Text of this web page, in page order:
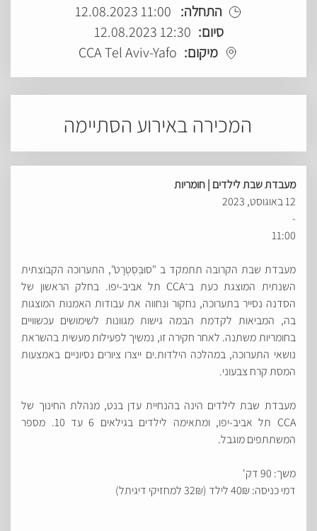
התחלה: 11:00 12.08.2023
סיום: 12:30 12.08.2023
מיקום: CCA Tel Aviv-Yafo
המכירה באירוע הסתיימה
מעבדתשבת לילדים | חומריות
12 באוגוסט, 2023
-
11:00
מעבדת שבת הקרובה תתמקד ב "סוּבְּסְטְרָט", התערוכה הקבוצתית
השנתית המוצגת כעת ב־CCA תל אביב-יפו. בחלק הראשון של
הסדנה נסייר בתערוכה, נחקור ונחווה את עבודות האמנות המוצגות
בה, המביאות לקדמת הבמה גישות מגוונות לשימושים עכשוויים
בחומריות משתנה. לאחר חקירה זו, נמשיך לפעילות מעשית בהשראת
נושאי התערוכה, במהלכה הילדות.ים ייצרו ציורים נסיוניים באמצעות
המסת קרח צבעוני.
מעבדת שבת לילדים הינה בהנחיית עדן בנט, מנהלת החינוך של
CCA תל אביב-יפו, ומתאימה לילדים בגילאים 6 עד 10. מספר
המשתתפים מוגבל.
משך: 90 דק'
דמי כניסה: 40₪ לילד (32₪ למחזיקי דיגיתל)